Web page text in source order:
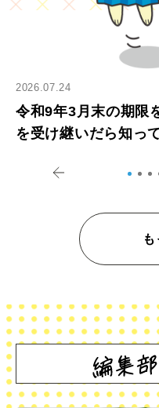
2026.07.24
令和9年3月末の期限
を受け継いだら知っ